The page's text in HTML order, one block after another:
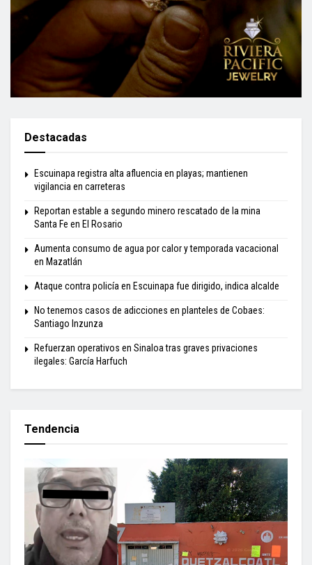
Destacadas
Escuinapa registra alta afluencia en playas; mantienen
vigilancia en carreteras
Reportan estable a segundo minero rescatado de la mina
Santa Fe en El Rosario
Aumenta consumo de agua por calor y temporada vacacional
en Mazatlán
Ataque contra policía en Escuinapa fue dirigido, indica alcalde
No tenemos casos de adicciones en planteles de Cobaes:
Santiago Inzunza
Refuerzan operativos en Sinaloa tras graves privaciones
ilegales: García Harfuch
Tendencia